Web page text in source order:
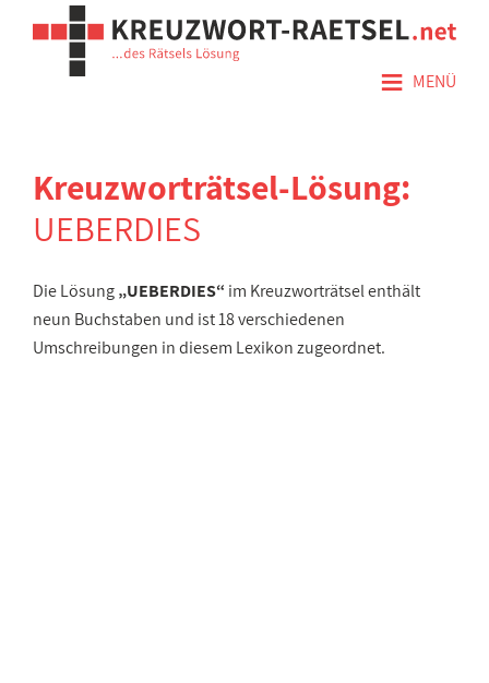
≡ MENÜ
Kreuzworträtsel-Lösung:
UEBERDIES
Die Lösung„UEBERDIES“ im Kreuzworträtsel enthält
neun Buchstaben und ist 18 verschiedenen
Umschreibungen in diesem Lexikon zugeordnet.